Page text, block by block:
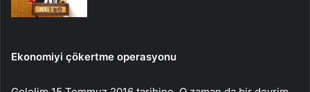
Ekonomiyi çökertme operasyonu